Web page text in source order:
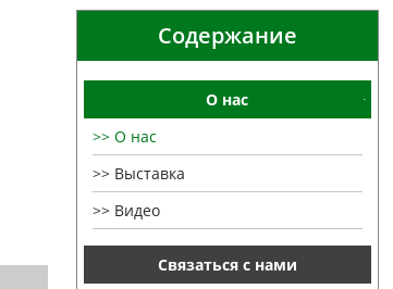
Содержание
О нас
О нас
Выставка
Видео
Связаться с нами